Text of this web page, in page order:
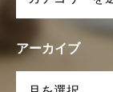
アーカイブ